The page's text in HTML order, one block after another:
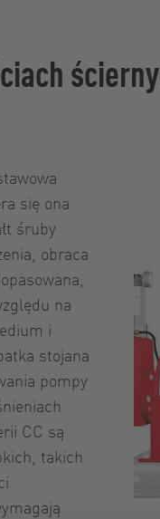
się ona
śruby
obraca
na
i
stojana
pompy
CC są
takich